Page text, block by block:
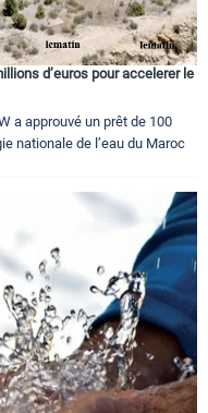
d’euros pour accelerer le
a approuvé un prêt de 100
nationale de l’eau du Maroc